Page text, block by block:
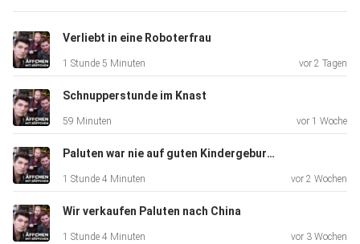
Verliebt in eine Roboterfrau
1 Stunde 5 Minuten vor 2 Tagen
Schnupperstunde im Knast
59 Minuten vor 1 Woche
Paluten war nie auf guten Kindergeburtstagen
1 Stunde 4 Minuten vor 2 Wochen
Wir verkaufen Paluten nach China
1 Stunde 4 Minuten vor 3 Wochen